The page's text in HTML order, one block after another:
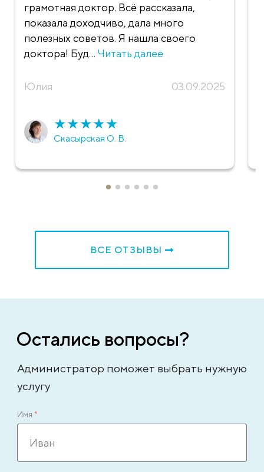
грамотная доктор. Всё рассказала,
показала доходчиво, дала много
полезных советов. Я нашла своего
доктора! Буд... Читать далее
Юлия 03.09.2025
★★★★★
Скасырская О. В.
ВСЕ ОТЗЫВЫ
Остались вопросы?
Администратор поможет выбрать нужную
услугу
Имя *